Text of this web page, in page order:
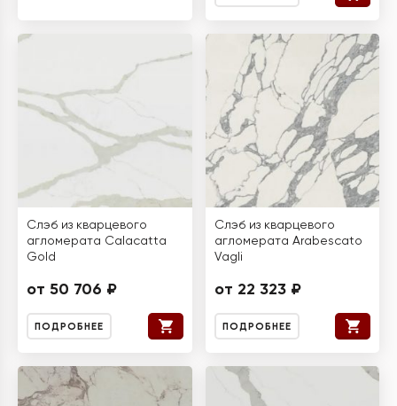
Слэб из кварцевого
агломерата Calacatta
Gold
от 50 706 ₽
ПОДРОБНЕЕ
Слэб из кварцевого
агломерата Arabescato
Vagli
от 22 323 ₽
ПОДРОБНЕЕ